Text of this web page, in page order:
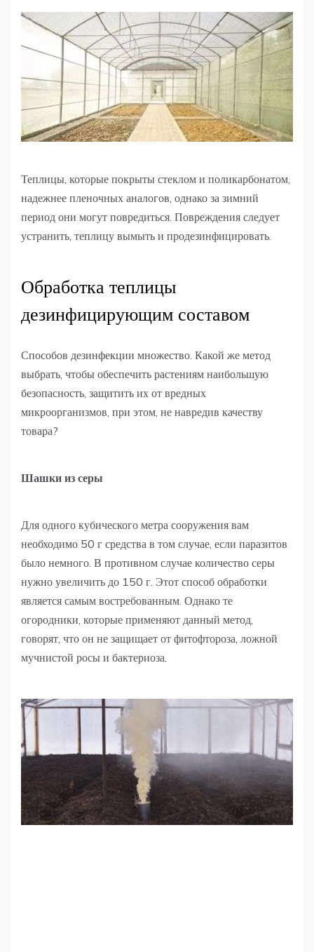
Теплицы, которые покрыты стеклом и поликарбонатом,
надежнее пленочных аналогов, однако за зимний
период они могут повредиться. Повреждения следует
устранить, теплицу вымыть и продезинфицировать.
Обработка теплицы
дезинфицирующим составом
Способов дезинфекции множество. Какой же метод
выбрать, чтобы обеспечить растениям наибольшую
безопасность, защитить их от вредных
микроорганизмов, при этом, не навредив качеству
товара?
Шашки из серы
Для одного кубического метра сооружения вам
необходимо 50 г средства в том случае, если паразитов
было немного. В противном случае количество серы
нужно увеличить до 150 г. Этот способ обработки
является самым востребованным. Однако те
огородники, которые применяют данный метод,
говорят, что он не защищает от фитофтороза, ложной
мучнистой росы и бактериоза.